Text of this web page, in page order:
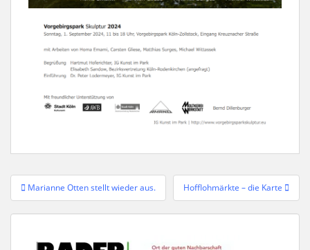
Beitragsnavigation
Marianne Otten stellt wieder aus. Hofflohmärkte – die Karte